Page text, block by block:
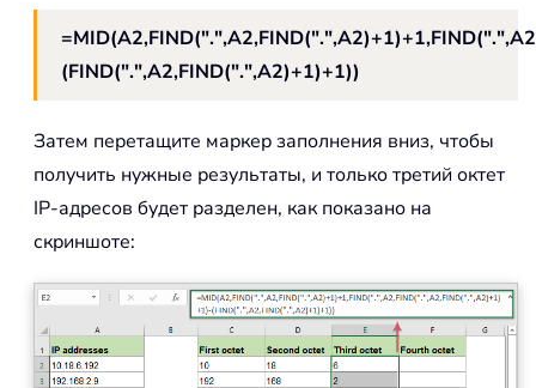
(FIND(".",A2,FIND(".",A2)+1)+1))
Затем перетащите маркер заполнения вниз, чтобы
получить нужные результаты, и только третий октет
IP-адресов будет разделен, как показано на
скриншоте: